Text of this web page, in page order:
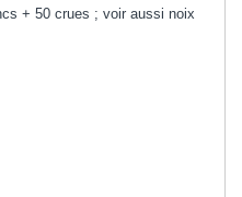
+ 50 crues ; voir aussi noix